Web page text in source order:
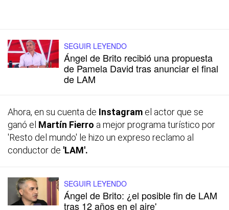
SEGUIR LEYENDO
Ángel de Brito recibió una propuesta
de Pamela David tras anunciar el final
de LAM
Ahora, en su cuenta de Instagram el actor que se
ganó el Martín Fierro a mejor programa turístico por
'Resto del mundo' le hizo un expreso reclamo al
conductor de 'LAM'.
SEGUIR LEYENDO
Ángel de Brito: ¿el posible fin de LAM
tras 12 años en el aire'